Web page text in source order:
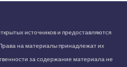
источников и предоставляются
на материалы принадлежат их
за содержание материала не